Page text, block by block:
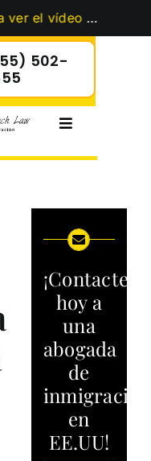
…
502-
Toggle
¡Contacte
hoy a
una
abogada
de
inmigración
en
EE.UU!